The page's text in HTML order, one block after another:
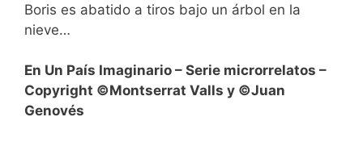
Boris es abatido a tiros bajo un árbol en la
nieve…
En Un País Imaginario – Serie microrrelatos –
Copyright ©Montserrat Valls y ©Juan
Genovés